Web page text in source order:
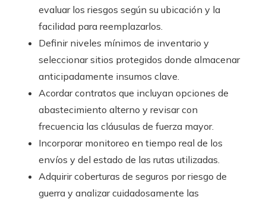
evaluar los riesgos según su ubicación y la
facilidad para reemplazarlos.
Definir niveles mínimos de inventario y
seleccionar sitios protegidos donde almacenar
anticipadamente insumos clave.
Acordar contratos que incluyan opciones de
abastecimiento alterno y revisar con
frecuencia las cláusulas de fuerza mayor.
Incorporar monitoreo en tiempo real de los
envíos y del estado de las rutas utilizadas.
Adquirir coberturas de seguros por riesgo de
guerra y analizar cuidadosamente las